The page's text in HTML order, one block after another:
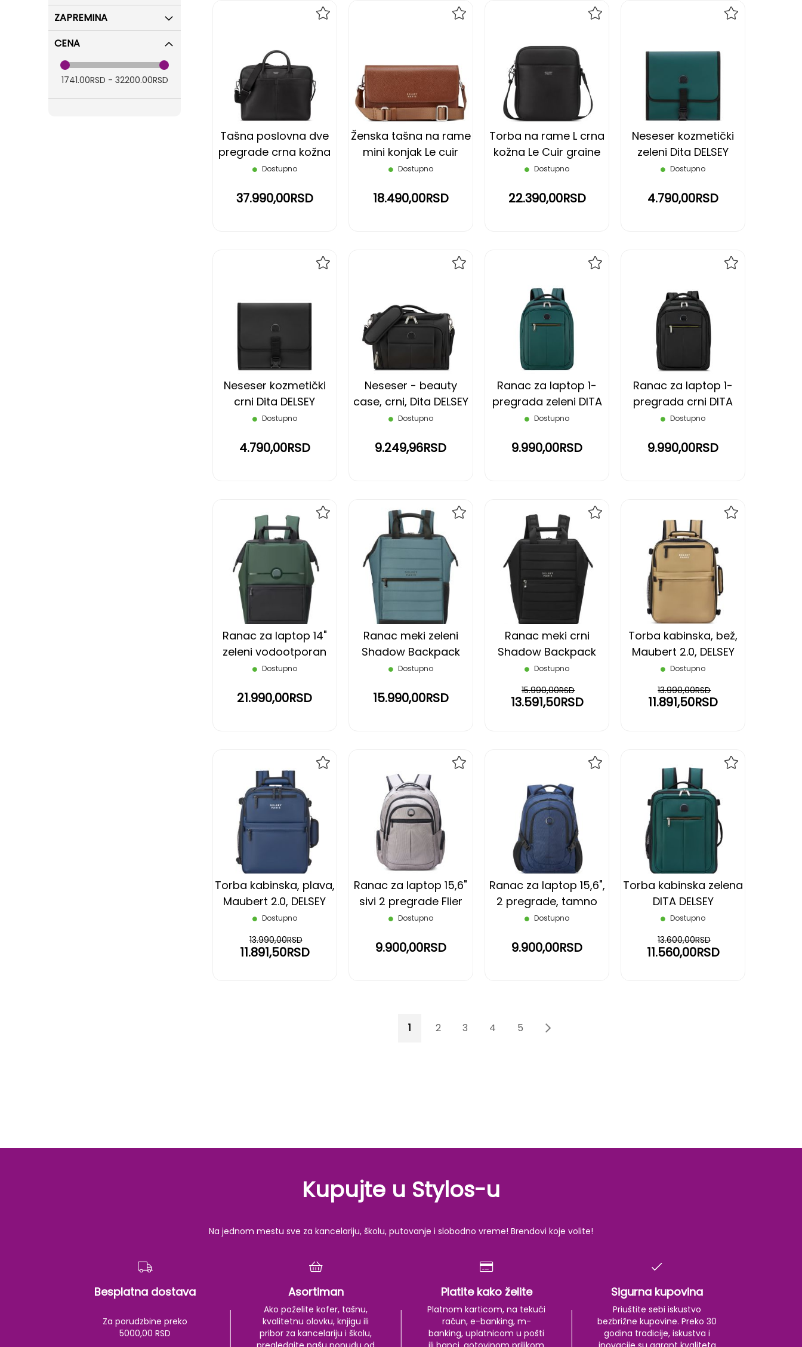
Tašna poslovna dve
pregrade crna kožna
Le cuir graine DELSEY
Dostupno
37.990,00RSD
Ženska tašna na rame
mini konjak Le cuir
graine DELSEY
Dostupno
18.490,00RSD
LISTU
ŽELJA
Torba na rame L crna
kožna Le Cuir graine
DELSEY
Dostupno
22.390,00RSD
Neseser kozmetički
zeleni Dita DELSEY
Dostupno
4.790,00RSD
Neseser kozmetički
crni Dita DELSEY
Dostupno
4.790,00RSD
Neseser - beauty
case, crni, Dita DELSEY
Dostupno
9.249,96RSD
Ranac za laptop 1-
pregrada zeleni DITA
DELSEY
Dostupno
9.990,00RSD
Ranac za laptop 1-
pregrada crni DITA
DELSEY
Dostupno
9.990,00RSD
Ranac za laptop 14"
zeleni vodootporan
Turenne soft DELSEY
Dostupno
21.990,00RSD
Ranac meki zeleni
Shadow Backpack
Delsey
Dostupno
15.990,00RSD
Ranac meki crni
Shadow Backpack
Delsey
Dostupno
13.591,50RSD
15.990,00RSD
Torba kabinska, bež,
Maubert 2.0, DELSEY
Dostupno
11.891,50RSD
13.990,00RSD
Torba kabinska, plava,
Maubert 2.0, DELSEY
Dostupno
11.891,50RSD
13.990,00RSD
Ranac za laptop 15,6"
sivi 2 pregrade Flier
DELSEY
Dostupno
9.900,00RSD
Ranac za laptop 15,6",
2 pregrade, tamno
plavi, Navigator Delsey
Dostupno
9.900,00RSD
Torba kabinska zelena
DITA DELSEY
Dostupno
11.560,00RSD
13.600,00RSD
You're currently reading page
1 Page
2 Page
3 Page
4 Page
5 Page
Sledeće
ZAPREMINA
CENA
1741.00RSD - 32200.00RSD
Kupujte u Stylos-u
Na jednom mestu sve za kancelariju, školu, putovanje i slobodno vreme! Brendovi koje volite!
Besplatna dostava
Za porudzbine preko
5000,00 RSD
Asortiman
Ako poželite kofer, tašnu,
kvalitetnu olovku, knjigu ili
pribor za kancelariju i školu,
Platite kako želite
Platnom karticom, na tekući
račun, e-banking, m-
banking, uplatnicom u pošti
Sigurna kupovina
Priuštite sebi iskustvo
bezbrižne kupovine. Preko 30
godina tradicije, iskustva i